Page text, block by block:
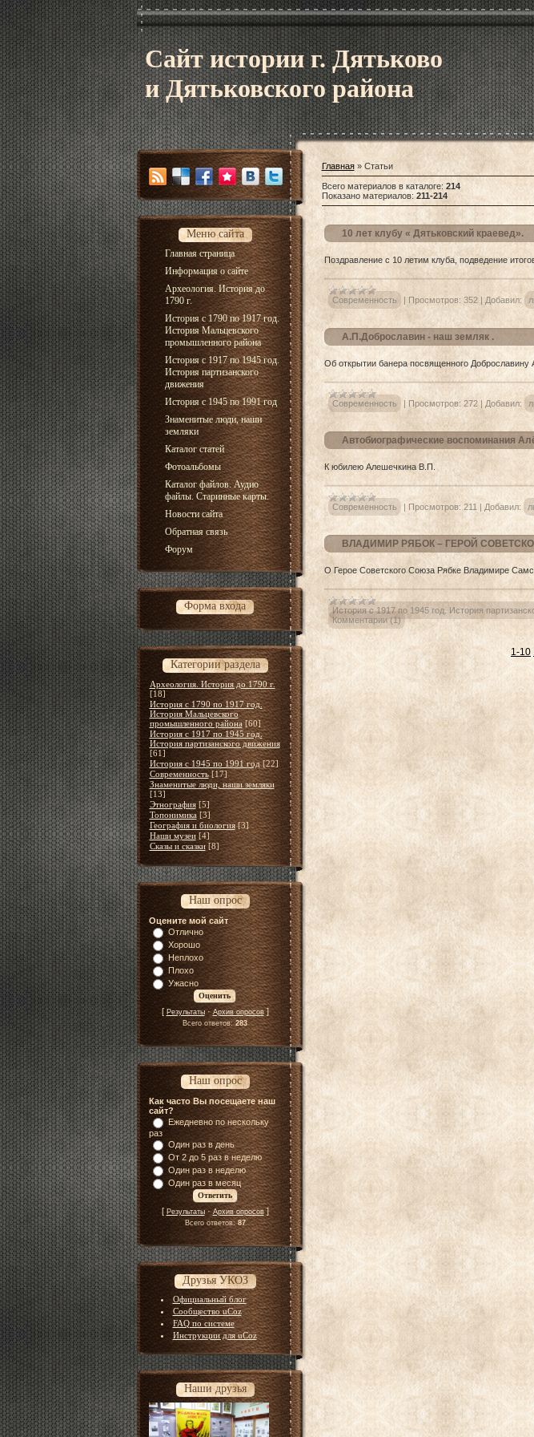
Сайт истории г. Дятьково
и Дятьковского района
Меню сайта
Главная страница
Информация о сайте
Археология. История до
1790 г.
История с 1790 по 1917 год.
История Мальцевского
промышленного района
История с 1917 по 1945 год.
История партизанского
движения
История с 1945 по 1991 год
Знаменитые люди, наши
земляки
Каталог статей
Фотоальбомы
Каталог файлов. Аудио
файлы. Старинные карты.
Новости сайта
Обратная связь
Форум
Форма входа
Категории раздела
Археология. История до 1790 г.
[18]
История с 1790 по 1917 год.
История Мальцевского
промышленного района [60]
История с 1917 по 1945 год.
История партизанского движения
[61]
История с 1945 по 1991 год [22]
Современность [17]
Знаменитые люди, наши земляки
[13]
Этнография [5]
Топонимика [3]
География и биология [3]
Наши музеи [4]
Сказы и сказки [8]
Наш опрос
Оцените мой сайт
Отлично
Хорошо
Неплохо
Плохо
Ужасно
[ Результаты·Архив опросов]
Всего ответов:283
Наш опрос
Как часто Вы посещаете наш
сайт?
Ежедневно по нескольку
раз
Один раз в день
От 2 до 5 раз в неделю
Один раз в неделю
Один раз в месяц
[ Результаты·Архив опросов]
Всего ответов:87
Друзья УКОЗ
Официальный блог
Сообщество uCoz
FAQ по системе
Инструкции для uCoz
Наши друзья
Главная» Статьи
Всего материалов в каталоге: 214
Показано материалов:211-214
10 лет клубу « Дятьковский краевед».
Поздравление с 10 летим клуба, подведение
Современность | Просмотров: 352| Добавил:
А.П.Доброславин - наш земляк .
Об открытии банера посвященного Доброславину
Современность | Просмотров: 272| Добавил:
Автобиографические воспоминания
К юбилею Алешечкина В.П.
Современность | Просмотров: 211 | Добавил:
ВЛАДИМИР РЯБОК – ГЕРОЙ
О Герое Советского Союза Рябке Владимире
История с 1917 по 1945 год. История
Комментарии (1)
1-10